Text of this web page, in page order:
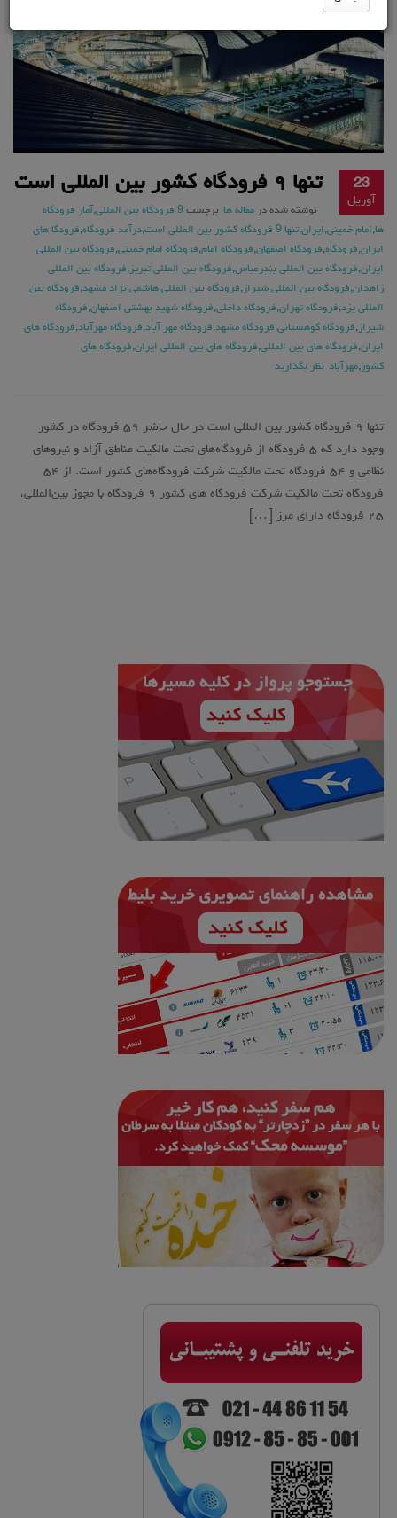
23
آوریل
تنها ۹ فرودگاه کشور بین المللی است
نوشته شده در مقاله ها برچسب 9 فرودگاه بین المللی ,آمار فرودگاه
ها,امام خمینی,ایران,تنها 9 فرودگاه کشور بین المللی است ,درآمد فرودگاه,فرودگا های
ایران,فرودگاه,فرودگاه اصفهان,فرودگاه امام,فرودگاه امام خمینی,فرودگاه بین المللی
ایران,فرودگاه بین المللی بندرعباس,فرودگاه بین المللی تبریز ,فرودگاه بین المللی
زاهدان,فرودگاه بین المللی شیراز ,فرودگاه بین المللی هاشمی نژاد مشهد,فرودگاه بین
المللی یزد,فرودگاه تهران,فرودگاه داخلی,فرودگاه شهید بهشتی اصفهان,فرودگاه
شیراز ,فرودگاه کوهستانی,فرودگاه مشهد,فرودگاه مهر آباد,فرودگاه مهرآباد,فرودگاه های
ایران,فرودگاه های بین المللی,فرودگاه های بین المللی ایران,فرودگاه های
کشور,مهرآباد نظر بگذارید
تنها ۹ فرودگاه کشور بین المللی است در حال حاضر ۵۹ فرودگاه در کشور
وجود دارد که ۵ فرودگاه از فرودگاه‌های تحت مالکیت مناطق آزاد و نیروهای
نظامی و ۵۴ فرودگاه تحت مالکیت شرکت فرودگاه‌های کشور است. از ۵۴
فرودگاه تحت مالکیت شرکت فرودگاه‌ های کشور ۹ فرودگاه با مجوز بین‌المللی،
۲۵ فرودگاه دارای مرز […]